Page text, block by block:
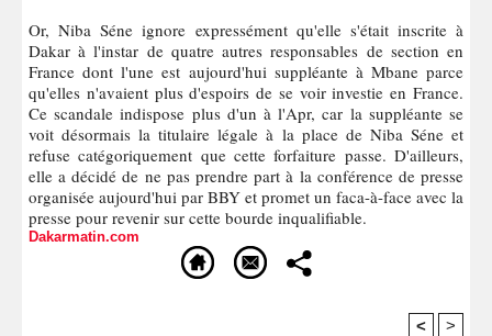
Or, Niba Séne ignore expressément qu'elle s'était inscrite à
Dakar à l'instar de quatre autres responsables de section en
France dont l'une est aujourd'hui suppléante à Mbane parce
qu'elles n'avaient plus d'espoirs de se voir investie en France.
Ce scandale indispose plus d'un à l'Apr, car la suppléante se
voit désormais la titulaire légale à la place de Niba Séne et
refuse catégoriquement que cette forfaiture passe. D'ailleurs,
elle a décidé de ne pas prendre part à la conférence de presse
organisée aujourd'hui par BBY et promet un faca-à-face avec la
presse pour revenir sur cette bourde inqualifiable.
Dakarmatin.com
< >